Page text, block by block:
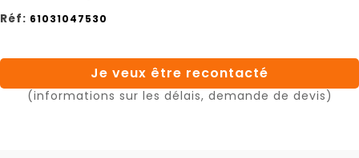
Réf: 61031047530
Je veux être recontacté
(informations sur les délais, demande de devis)